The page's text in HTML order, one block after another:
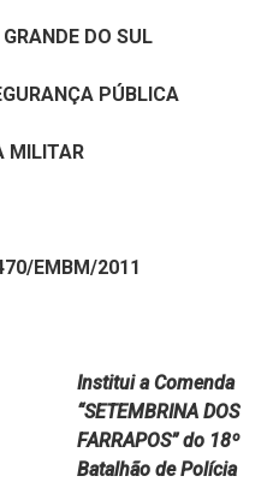
DO SUL
PÚBLICA
MILITAR
EMBM/2011
Institui a Comenda
“SETEMBRINA DOS
FARRAPOS” do 18º
Batalhão de Polícia